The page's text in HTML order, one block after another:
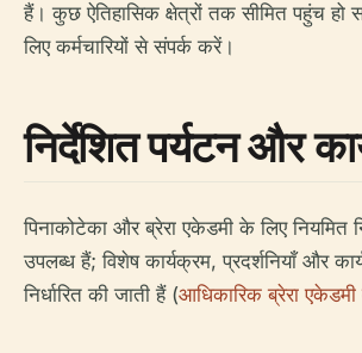
हैं। कुछ ऐतिहासिक क्षेत्रों तक सीमित पहुंच हो
लिए कर्मचारियों से संपर्क करें।
निर्देशित पर्यटन और
पिनाकोटेका और ब्रेरा एकेडमी के लिए नियमित
उपलब्ध हैं; विशेष कार्यक्रम, प्रदर्शनियाँ और
निर्धारित की जाती हैं (आधिकारिक ब्रेरा एकेडमी